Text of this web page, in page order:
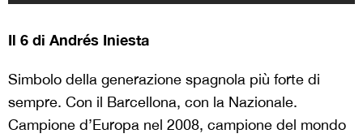
Il 6 di Andrés Iniesta
Simbolo della generazione spagnola più forte di
sempre. Con il Barcellona, con la Nazionale.
Campione d’Europa nel 2008, campione del mondo